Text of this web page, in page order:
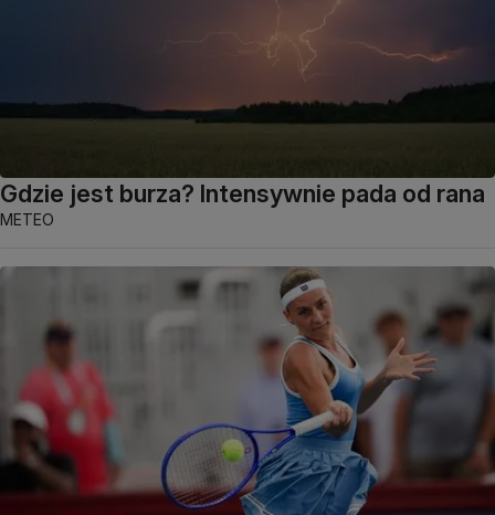
Gdzie jest burza? Intensywnie pada od rana
METEO